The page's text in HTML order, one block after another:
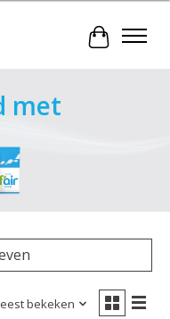
met
bekeken